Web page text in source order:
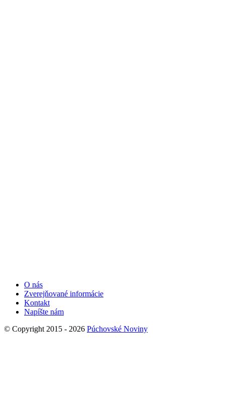
O nás
Zverejňované informácie
Kontakt
Napíšte nám
© Copyright 2015 - 2026 Púchovské Noviny